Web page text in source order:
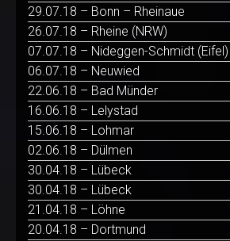
29.07.18 – Bonn – Rheinaue
26.07.18 – Rheine (NRW)
07.07.18 – Nideggen-Schmidt (Eifel)
06.07.18 – Neuwied
22.06.18 – Bad Münder
16.06.18 – Lelystad
15.06.18 – Lohmar
02.06.18 – Dülmen
30.04.18 – Lübeck
30.04.18 – Lübeck
21.04.18 – Löhne
20.04.18 – Dortmund